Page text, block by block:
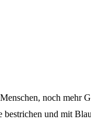
noch mehr
und mit